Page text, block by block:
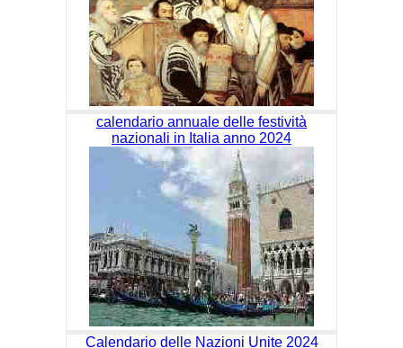
calendario annuale delle festività
nazionali in Italia anno 2024
Calendario delle Nazioni Unite 2024